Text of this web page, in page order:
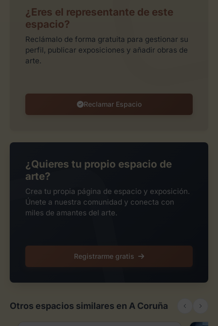
¿Eres el representante de este
espacio?
Reclámalo de forma gratuita para gestionar su
perfil, publicar exposiciones y añadir obras de
arte.
Reclamar Espacio
¿Quieres tu propio espacio de
arte?
Crea tu propia página de espacio y exposición.
Únete a nuestra comunidad y conecta con
miles de amantes del arte.
Registrarme gratis
Otros espacios similares en A Coruña